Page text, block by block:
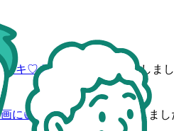
スキ♡をつけよう
」を達成しま
に👍をつけよう
」を達成しまし